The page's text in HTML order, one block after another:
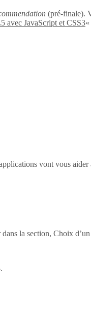
(pré-finale).
avec JavaScript et CSS3«
vont vous
la section, Choix
.